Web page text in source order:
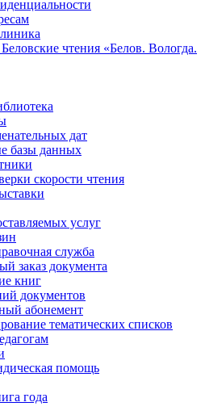
чтения «Белов. Вологда.
дат
базы данных
скорости чтения
услуг
служба
заказ документа
книг
документов
абонемент
тематических списков
помощь
года